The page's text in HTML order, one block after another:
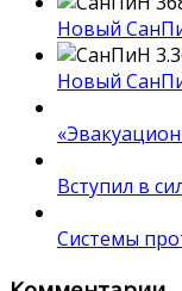
Новый
Новый
Вступил в
Системы